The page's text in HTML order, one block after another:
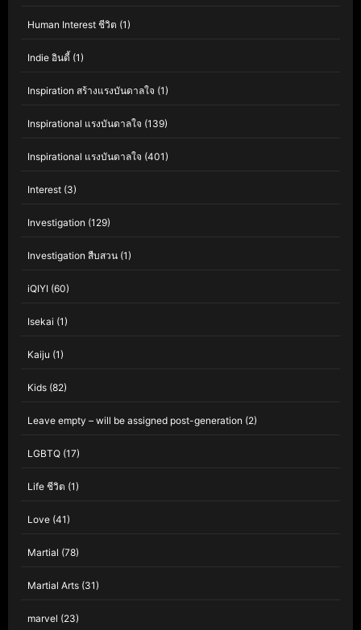
Human Interest ชีวิต (1)
Indie อินดี้ (1)
Inspiration สร้างแรงบันดาลใจ (1)
Inspirational แรงบันดาลใจ (139)
Inspirational แรงบันดาลใจ (401)
Interest (3)
Investigation (129)
Investigation สืบสวน (1)
iQIYI (60)
Isekai (1)
Kaiju (1)
Kids (82)
Leave empty – will be assigned post-generation (2)
LGBTQ (17)
Life ชีวิต (1)
Love (41)
Martial (78)
Martial Arts (31)
marvel (23)